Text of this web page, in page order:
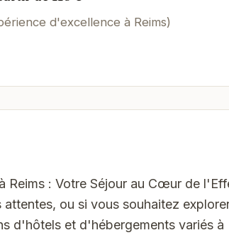
d'excellence à Reims)
Reims : Votre Séjour au Cœur de
ou si vous souhaitez
d'hôtels et d'hébergements variés à